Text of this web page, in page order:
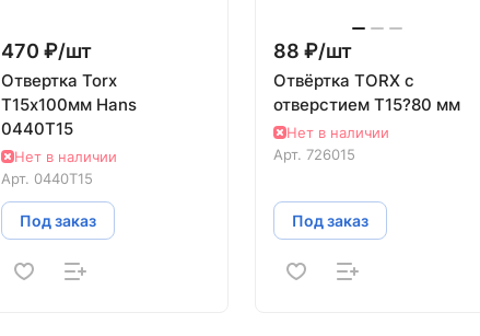
470 ₽/шт
Отвертка Torx
T15х100мм Hans
0440T15
Нет в наличии
Арт. 0440T15
Под заказ
88 ₽/шт
Отвёртка TORX с
отверстием T15?80 мм
Нет в наличии
Арт. 726015
Под заказ